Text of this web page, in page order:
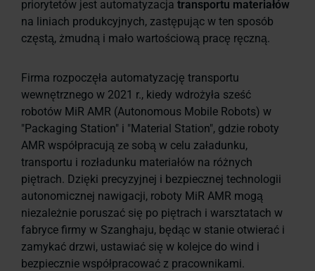
priorytetów jest automatyzacja transportu materiałów
na liniach produkcyjnych, zastępując w ten sposób
częstą, żmudną i mało wartościową pracę ręczną.
Firma rozpoczęła automatyzację transportu
wewnętrznego w 2021 r., kiedy wdrożyła sześć
robotów MiR AMR (Autonomous Mobile Robots) w
"Packaging Station" i "Material Station", gdzie roboty
AMR współpracują ze sobą w celu załadunku,
transportu i rozładunku materiałów na różnych
piętrach. Dzięki precyzyjnej i bezpiecznej technologii
autonomicznej nawigacji, roboty MiR AMR mogą
niezależnie poruszać się po piętrach i warsztatach w
fabryce firmy w Szanghaju, będąc w stanie otwierać i
zamykać drzwi, ustawiać się w kolejce do wind i
bezpiecznie współpracować z pracownikami.